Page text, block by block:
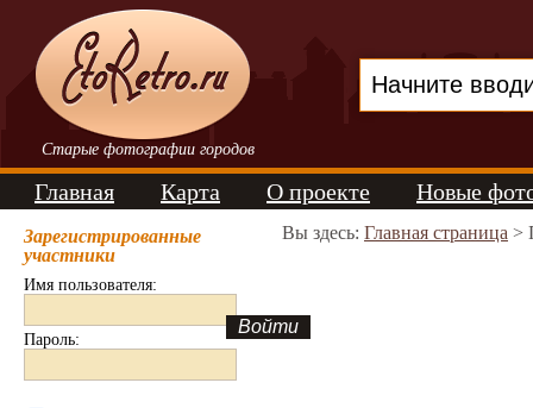
Старые фотографии городов
Главная Карта О проекте Новые
Зарегистрированные
участники
Имя пользователя:
Пароль:
Вы здесь: Главная страница >